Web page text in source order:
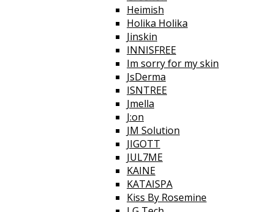
Heimish
Holika Holika
Jinskin
INNISFREE
Im sorry for my skin
JsDerma
ISNTREE
Jmella
J:on
JM Solution
JIGOTT
JUL7ME
KAINE
KATAISPA
Kiss By Rosemine